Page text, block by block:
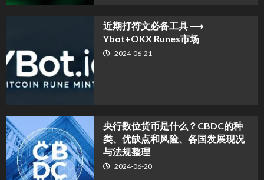
近期打符文必备工具 ⟶
Ybot+OKX Runes市场
2024-06-21
央行数位货币是什么？CBDC的种
类、优缺点和风险、各国发展现况
与法规整理
2024-06-20